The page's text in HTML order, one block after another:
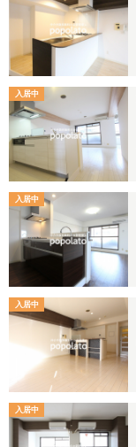
入居中
入居中
入居中
入居中